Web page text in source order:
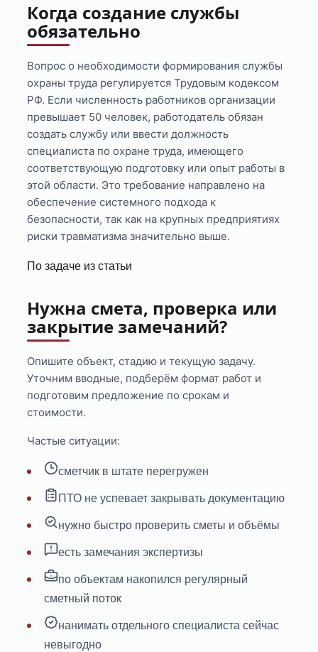
Когда создание службы
обязательно
Вопрос о необходимости формирования службы
охраны труда регулируется Трудовым кодексом
РФ. Если численность работников организации
превышает 50 человек, работодатель обязан
создать службу или ввести должность
специалиста по охране труда, имеющего
соответствующую подготовку или опыт работы в
этой области. Это требование направлено на
обеспечение системного подхода к
безопасности, так как на крупных предприятиях
риски травматизма значительно выше.
По задаче из статьи
Нужна смета, проверка или
закрытие замечаний?
Опишите объект, стадию и текущую задачу.
Уточним вводные, подберём формат работ и
подготовим предложение по срокам и
стоимости.
Частые ситуации:
сметчик в штате перегружен
ПТО не успевает закрывать документацию
нужно быстро проверить сметы и объёмы
есть замечания экспертизы
по объектам накопился регулярный
сметный поток
нанимать отдельного специалиста сейчас
невыгодно